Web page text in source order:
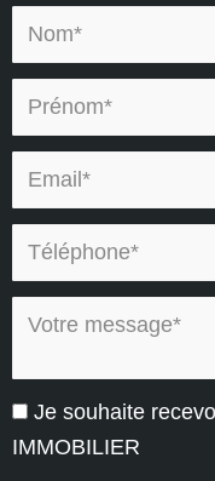
Nom* :
Prénom* :
Email* :
Téléphone* :
Votre message* :
Je souhaite
IMMOBILIER